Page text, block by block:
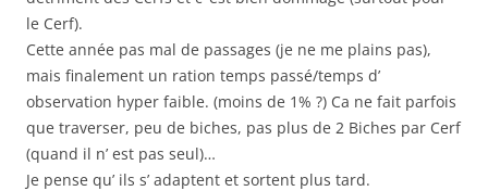
le Cerf).
Cette année pas mal de passages (je ne me plains pas),
mais finalement un ration temps passé/temps d’
observation hyper faible. (moins de 1% ?) Ca ne fait parfois
que traverser, peu de biches, pas plus de 2 Biches par Cerf
(quand il n’ est pas seul)…
Je pense qu’ ils s’ adaptent et sortent plus tard.